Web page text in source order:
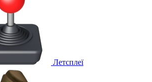
Летсплеї